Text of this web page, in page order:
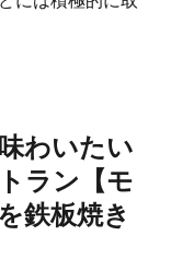
わいたい
ラン【モ
鉄板焼き